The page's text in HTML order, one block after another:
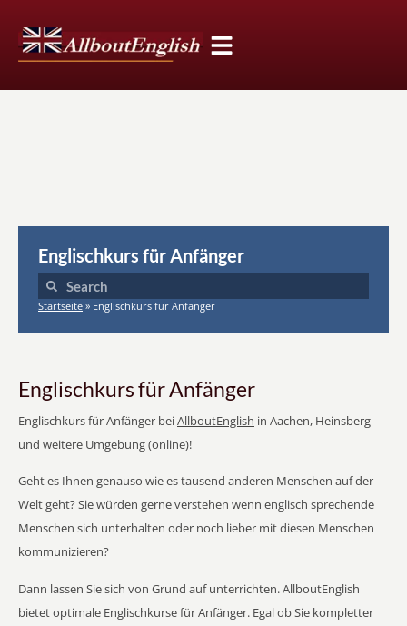
Englischkurs für Anfänger
Startseite » Englischkurs für Anfänger
Englischkurs für Anfänger
Englischkurs für Anfänger beiAllboutEnglish in Aachen, Heinsberg
und weitere Umgebung (online)!
Geht es Ihnen genauso wie es tausend anderen Menschen auf der
Welt geht? Sie würden gerne verstehen wenn englisch sprechende
Menschen sich unterhalten oder noch lieber mit diesen Menschen
kommunizieren?
Dann lassen Sie sich von Grund auf unterrichten. AllboutEnglish
bietet optimale Englischkurse für Anfänger. Egal ob Sie kompletter